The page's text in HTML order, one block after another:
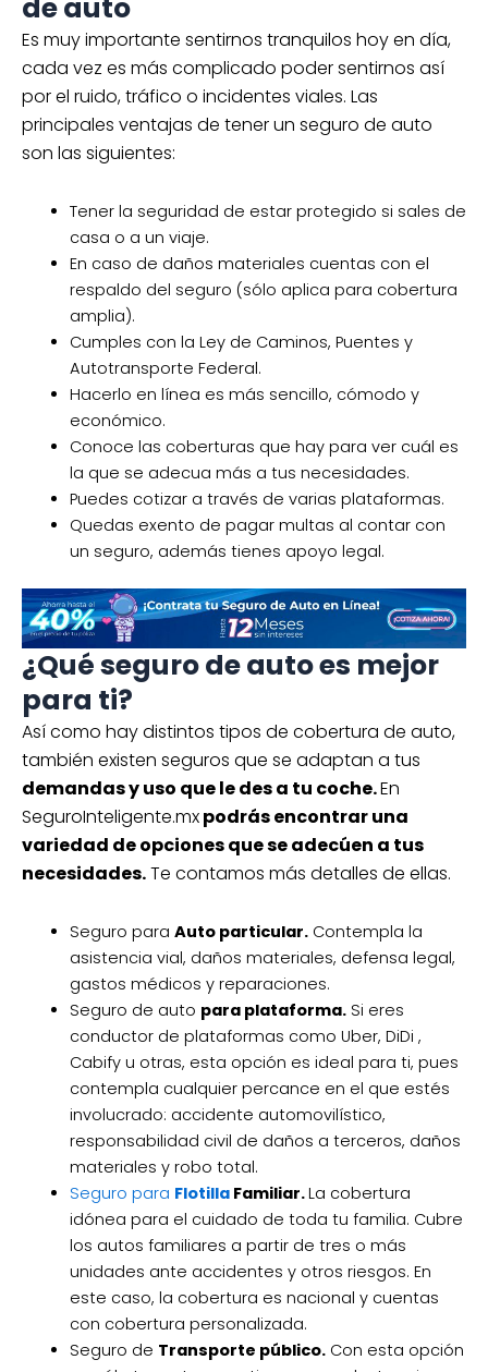
de auto
Es muy importante sentirnos tranquilos hoy en día,
cada vez es más complicado poder sentirnos así
por el ruido, tráfico o incidentes viales. Las
principales ventajas de tener un seguro de auto
son las siguientes:
Tener la seguridad de estar protegido si sales de
casa o a un viaje.
En caso de daños materiales cuentas con el
respaldo del seguro (sólo aplica para cobertura
amplia).
Cumples con la Ley de Caminos, Puentes y
Autotransporte Federal.
Hacerlo en línea es más sencillo, cómodo y
económico.
Conoce las coberturas que hay para ver cuál es
la que se adecua más a tus necesidades.
Puedes cotizar a través de varias plataformas.
Quedas exento de pagar multas al contar con
un seguro, además tienes apoyo legal.
¿Qué seguro de auto es mejor
para ti?
Así como hay distintos tipos de cobertura de auto,
también existen seguros que se adaptan a tus
demandas y uso que le des a tu coche.En
SeguroInteligente.mxpodrás encontrar una
variedad de opciones que se adecúen a tus
necesidades.Te contamos más detalles de ellas.
Seguro para Auto particular.Contempla la
asistencia vial, daños materiales, defensa legal,
gastos médicos y reparaciones.
Seguro de auto para plataforma.Si eres
conductor de plataformas como Uber, DiDi ,
Cabify u otras, esta opción es ideal para ti, pues
contempla cualquier percance en el que estés
involucrado: accidente automovilístico,
responsabilidad civil de daños a terceros, daños
materiales y robo total.
Seguro para FlotillaFamiliar.La cobertura
idónea para el cuidado de toda tu familia. Cubre
los autos familiares a partir de tres o más
unidades ante accidentes y otros riesgos. En
este caso, la cobertura es nacional y cuentas
con cobertura personalizada.
Seguro de Transporte público.Con esta opción